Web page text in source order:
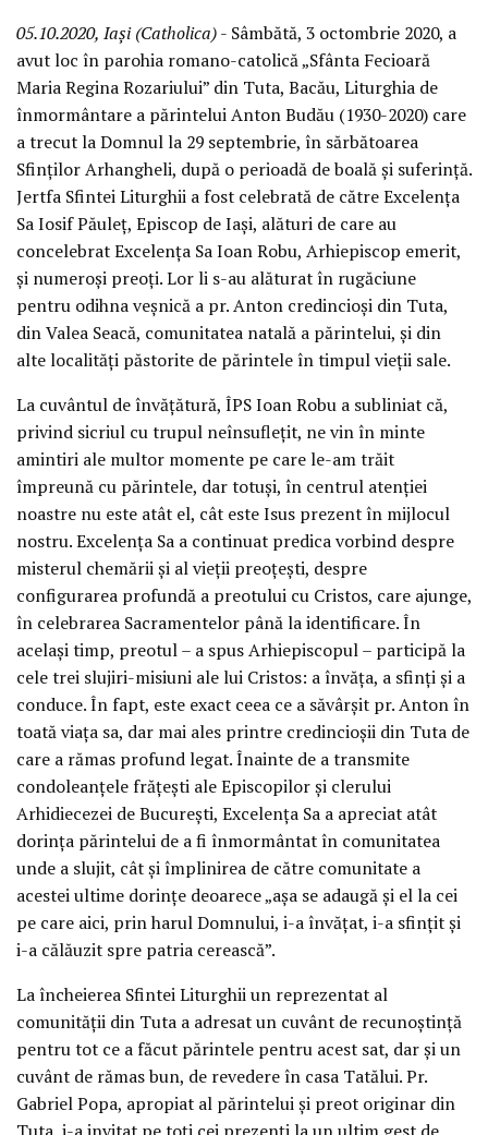
05.10.2020, Iași (Catholica)- Sâmbătă, 3 octombrie 2020, a
avut loc în parohia romano-catolică „Sfânta Fecioară
Maria Regina Rozariului” din Tuta, Bacău, Liturghia de
înmormântare a părintelui Anton Budău (1930-2020) care
a trecut la Domnul la 29 septembrie, în sărbătoarea
Sfinților Arhangheli, după o perioadă de boală și suferință.
Jertfa Sfintei Liturghii a fost celebrată de către Excelența
Sa Iosif Păuleț, Episcop de Iași, alături de care au
concelebrat Excelența Sa Ioan Robu, Arhiepiscop emerit,
și numeroși preoți. Lor li s-au alăturat în rugăciune
pentru odihna veșnică a pr. Anton credincioși din Tuta,
din Valea Seacă, comunitatea natală a părintelui, și din
alte localități păstorite de părintele în timpul vieții sale.
La cuvântul de învățătură, ÎPS Ioan Robu a subliniat că,
privind sicriul cu trupul neînsuflețit, ne vin în minte
amintiri ale multor momente pe care le-am trăit
împreună cu părintele, dar totuși, în centrul atenției
noastre nu este atât el, cât este Isus prezent în mijlocul
nostru. Excelența Sa a continuat predica vorbind despre
misterul chemării și al vieții preoțești, despre
configurarea profundă a preotului cu Cristos, care ajunge,
în celebrarea Sacramentelor până la identificare. În
același timp, preotul – a spus Arhiepiscopul – participă la
cele trei slujiri-misiuni ale lui Cristos: a învăța, a sfinți și a
conduce. În fapt, este exact ceea ce a săvârșit pr. Anton în
toată viața sa, dar mai ales printre credincioșii din Tuta de
care a rămas profund legat. Înainte de a transmite
condoleanțele frățești ale Episcopilor și clerului
Arhidiecezei de București, Excelența Sa a apreciat atât
dorința părintelui de a fi înmormântat în comunitatea
unde a slujit, cât și împlinirea de către comunitate a
acestei ultime dorințe deoarece „așa se adaugă și el la cei
pe care aici, prin harul Domnului, i-a învățat, i-a sfințit și
i-a călăuzit spre patria cerească”.
La încheierea Sfintei Liturghii un reprezentat al
comunității din Tuta a adresat un cuvânt de recunoștință
pentru tot ce a făcut părintele pentru acest sat, dar și un
cuvânt de rămas bun, de revedere în casa Tatălui. Pr.
Gabriel Popa, apropiat al părintelui și preot originar din